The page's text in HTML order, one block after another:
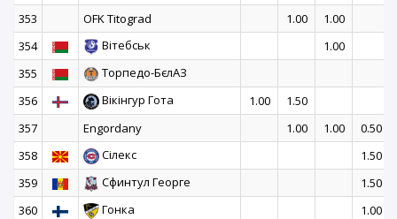
353
OFK Titograd 1.00
1.00
354
Вітебськ
1.00
355
Торпедо-БєлАЗ
356
Вікінгур Гота 1.00
1.50
357
Engordany 1.00 1.00
0.50
358
Сілекс
1.50
359
Сфинтул Георге
1.50
360
Гонка
1.00